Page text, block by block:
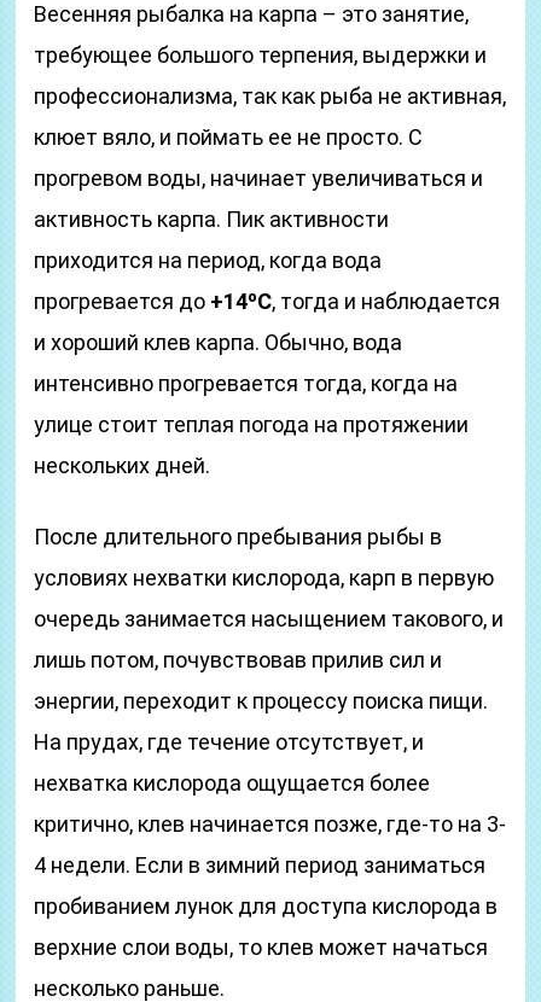
Весенняя рыбалка на карпа – это занятие,
требующее большого терпения, выдержки и
профессионализма, так как рыба не активная,
клюет вяло, и поймать ее не просто. С
прогревом воды, начинает увеличиваться и
активность карпа. Пик активности
приходится на период, когда вода
прогревается до +14ºС, тогда и наблюдается
и хороший клев карпа. Обычно, вода
интенсивно прогревается тогда, когда на
улице стоит теплая погода на протяжении
нескольких дней.
После длительного пребывания рыбы в
условиях нехватки кислорода, карп в первую
очередь занимается насыщением такового, и
лишь потом, почувствовав прилив сил и
энергии, переходит к процессу поиска пищи.
На прудах, где течение отсутствует, и
нехватка кислорода ощущается более
критично, клев начинается позже, где-то на 3-
4 недели. Если в зимний период заниматься
пробиванием лунок для доступа кислорода в
верхние слои воды, то клев может начаться
несколько раньше.